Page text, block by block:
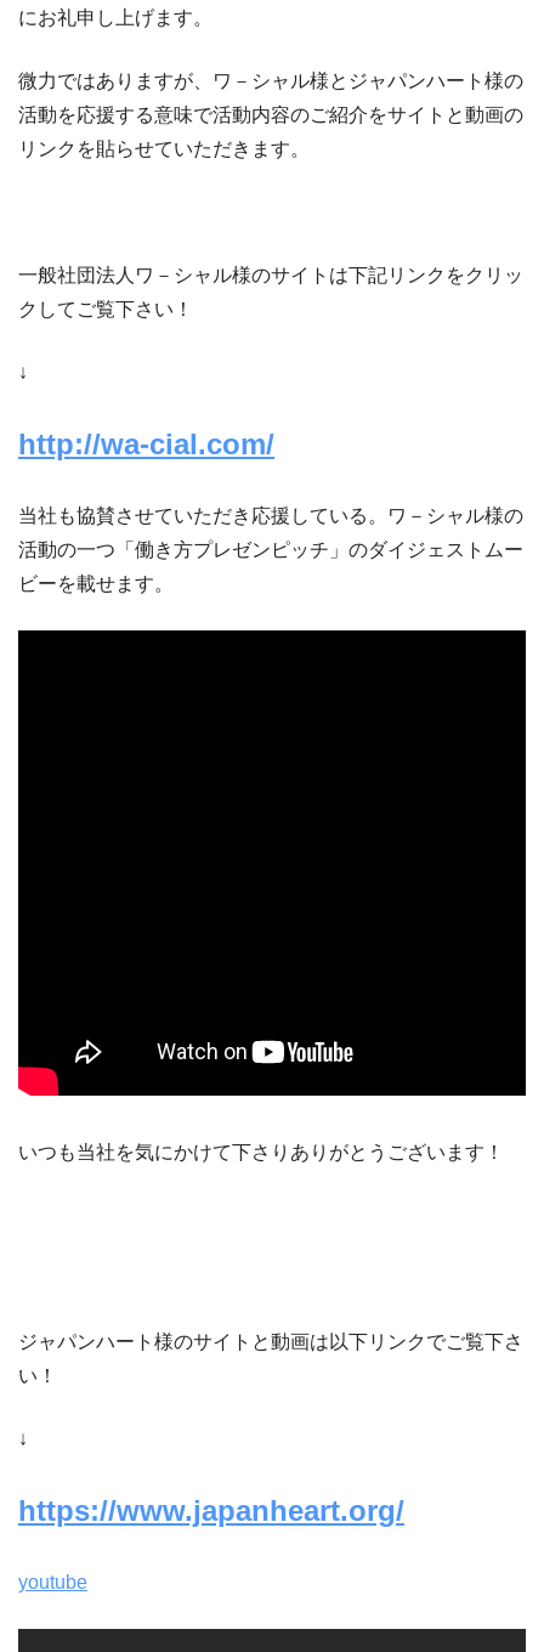
にお礼申し上げます。
微力ではありますが、ワ－シャル様とジャパンハート様の
活動を応援する意味で活動内容のご紹介をサイトと動画の
リンクを貼らせていただきます。
一般社団法人ワ－シャル様のサイトは下記リンクをクリッ
クしてご覧下さい！
↓
http://wa-cial.com/
当社も協賛させていただき応援している。ワ－シャル様の
活動の一つ「働き方プレゼンピッチ」のダイジェストムー
ビーを載せます。
いつも当社を気にかけて下さりありがとうございます！
ジャパンハート様のサイトと動画は以下リンクでご覧下さ
い！
↓
https://www.japanheart.org/
youtube